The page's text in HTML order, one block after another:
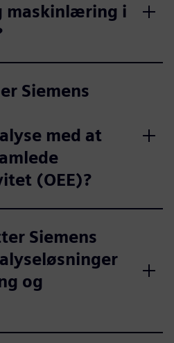
maskinlæring i
Siemens
med at
(OEE)?
Siemens
og